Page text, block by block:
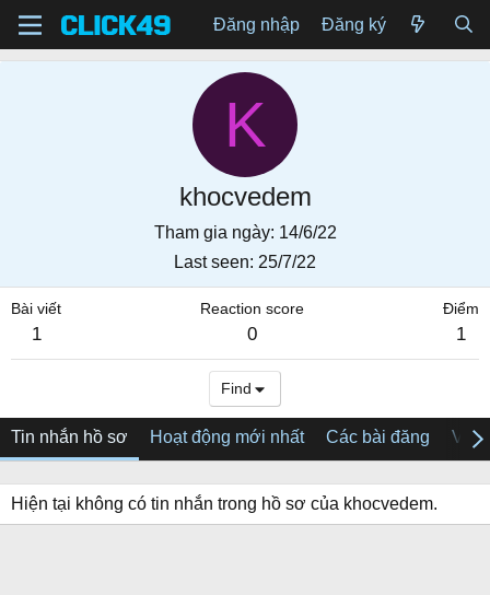
Đăng nhập Đăng ký
K
khocvedem
Tham gia ngày 14/6/22
Last seen 25/7/22
Bài viết
1
Reaction score
0
Điểm
1
Find
Tin nhắn hồ sơ Hoạt động mới nhất Các bài đăng Về
Hiện tại không có tin nhắn trong hồ sơ của khocvedem.